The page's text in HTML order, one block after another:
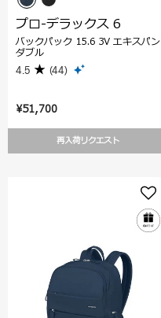
¥51,700
再入荷リクエスト
プロ-デラックス 6
バックパック 15.6 3V エキスパン
ダブル
4.5 (44)